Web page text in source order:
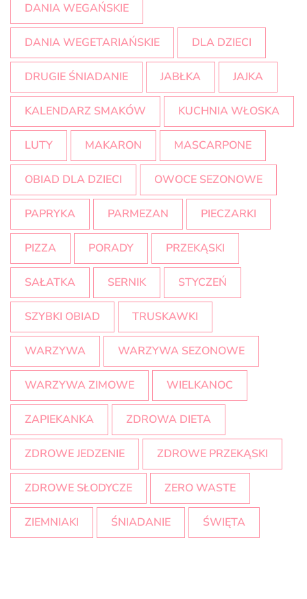
DANIA WEGAŃSKIE
DANIA WEGETARIAŃSKIE DLA DZIECI
DRUGIE ŚNIADANIE JABŁKA JAJKA
KALENDARZ SMAKÓW KUCHNIA WŁOSKA
LUTY MAKARON MASCARPONE
OBIAD DLA DZIECI OWOCE SEZONOWE
PAPRYKA PARMEZAN PIECZARKI
PIZZA PORADY PRZEKĄSKI
SAŁATKA SERNIK STYCZEŃ
SZYBKI OBIAD TRUSKAWKI
WARZYWA WARZYWA SEZONOWE
WARZYWA ZIMOWE WIELKANOC
ZAPIEKANKA ZDROWA DIETA
ZDROWE JEDZENIE ZDROWE PRZEKĄSKI
ZDROWE SŁODYCZE ZERO WASTE
ZIEMNIAKI ŚNIADANIE ŚWIĘTA